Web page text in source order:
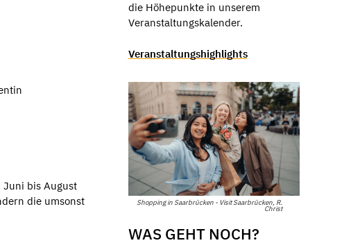
Juni bis August
die umsonst
die Höhepunkte in unserem
Veranstaltungskalender.
Veranstaltungshighlights
Shopping in Saarbrücken - Visit Saarbrücken, R.
Christ
WAS GEHT NOCH?